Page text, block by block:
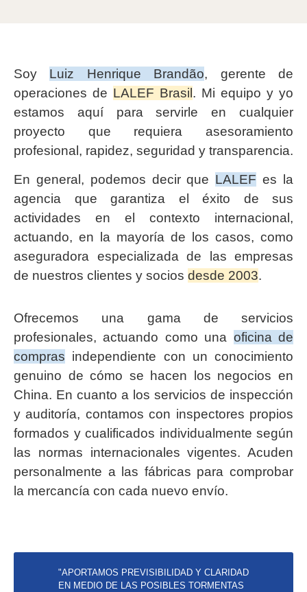
Soy Luiz Henrique Brandão, gerente de
operaciones de LALEF Brasil. Mi equipo y yo
estamos aquí para servirle en cualquier
proyecto que requiera asesoramiento
profesional, rapidez, seguridad y transparencia.
En general, podemos decir que LALEF es la
agencia que garantiza el éxito de sus
actividades en el contexto internacional,
actuando, en la mayoría de los casos, como
aseguradora especializada de las empresas
de nuestros clientes y socios desde 2003.
Ofrecemos una gama de servicios
profesionales, actuando como una oficina de
compras independiente con un conocimiento
genuino de cómo se hacen los negocios en
China. En cuanto a los servicios de inspección
y auditoría, contamos con inspectores propios
formados y cualificados individualmente según
las normas internacionales vigentes. Acuden
personalmente a las fábricas para comprobar
la mercancía con cada nuevo envío.
"APORTAMOS PREVISIBILIDAD Y CLARIDAD
EN MEDIO DE LAS POSIBLES TORMENTAS